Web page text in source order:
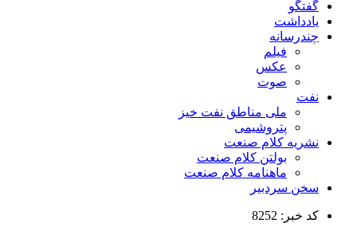
گفتگو
یادداشت
چندرسانه
فیلم
عکس
صوت
نفت
ملی مناطق نفت خیز
پتروشیمی
نشریه کلام صنعت
بولتن کلام صنعت
ماهنامه کلام صنعت
سخن سردبیر
کد خبر: 8252